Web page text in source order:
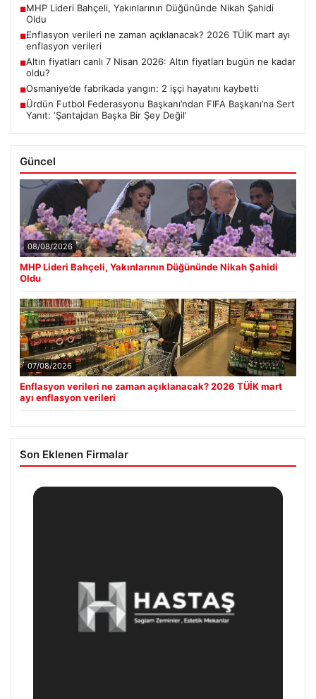
■MHP Lideri Bahçeli, Yakınlarının Düğününde Nikah Şahidi
Oldu
■Enflasyon verileri ne zaman açıklanacak? 2026 TÜİK mart ayı
enflasyon verileri
■Altın fiyatları canlı 7 Nisan 2026: Altın fiyatları bugün ne kadar
oldu?
■Osmaniye’de fabrikada yangın: 2 işçi hayatını kaybetti
■Ürdün Futbol Federasyonu Başkanı’ndan FIFA Başkanı’na Sert
Yanıt: ‘Şantajdan Başka Bir Şey Değil’
Güncel
08/08/2026
MHP Lideri Bahçeli, Yakınlarının Düğününde Nikah Şahidi
Oldu
07/08/2026
Enflasyon verileri ne zaman açıklanacak? 2026 TÜİK mart
ayı enflasyon verileri
Son Eklenen Firmalar